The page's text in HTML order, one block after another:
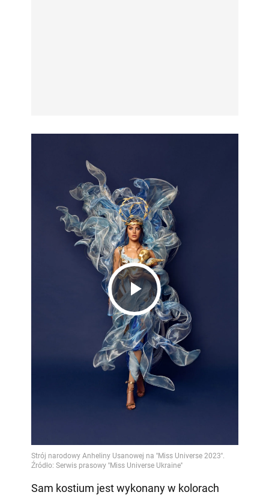
Play
Video
Sam kostium jest wykonany w kolorach